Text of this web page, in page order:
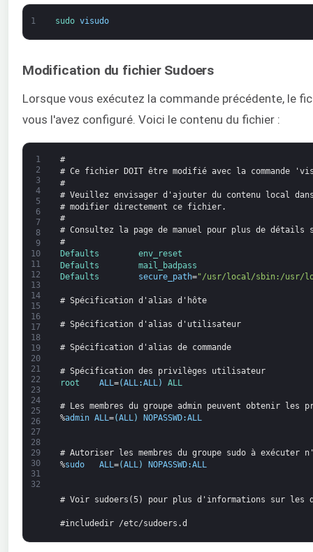
1 sudo visudo
Modification du fichier Sudoers
Lorsque vous exécutez la commande précédente, le
vous l'avez configuré. Voici le contenu du fichier :
1
2
3
4
5
6
7
8
9
10
11
12
13
14
15
16
17
18
19
20
21
22
23
24
25
26
27
28
29
30
31
32
#
# Ce fichier DOIT être modifié avec la commande
#
# Veuillez envisager d'ajouter du contenu local
# modifier directement ce fichier.
#
# Consultez la page de manuel pour plus de
#
Defaults env_reset
Defaults mail_badpass
Defaults
secure_path="/usr/local/sbin:/usr/
# Spécification d'alias d'hôte
# Spécification d'alias d'utilisateur
# Spécification d'alias de commande
# Spécification des privilèges utilisateur
root ALL =(ALL :ALL ) ALL
# Les membres du groupe admin peuvent obtenir les
%admin ALL=(ALL) NOPASSWD:ALL
# Autoriser les membres du groupe sudo à exécuter
%sudo ALL=(ALL) NOPASSWD:ALL
# Voir sudoers(5) pour plus d'informations sur
#includedir /etc/sudoers.d